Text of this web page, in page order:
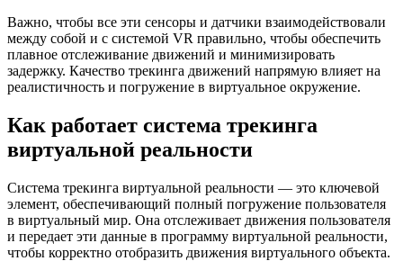
Важно, чтобы все эти сенсоры и датчики взаимодействовали
между собой и с системой VR правильно, чтобы обеспечить
плавное отслеживание движений и минимизировать
задержку. Качество трекинга движений напрямую влияет на
реалистичность и погружение в виртуальное окружение.
Как работает система трекинга
виртуальной реальности
Система трекинга виртуальной реальности — это ключевой
элемент, обеспечивающий полный погружение пользователя
в виртуальный мир. Она отслеживает движения пользователя
и передает эти данные в программу виртуальной реальности,
чтобы корректно отобразить движения виртуального объекта.